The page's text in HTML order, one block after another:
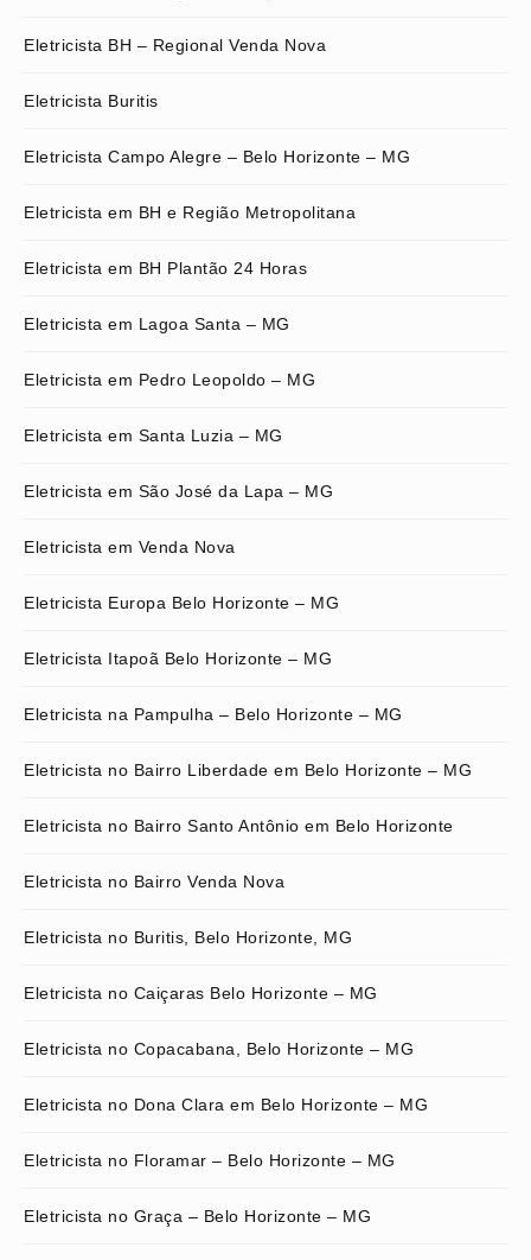
Eletricista BH – Regional Venda Nova
Eletricista Buritis
Eletricista Campo Alegre – Belo Horizonte – MG
Eletricista em BH e Região Metropolitana
Eletricista em BH Plantão 24 Horas
Eletricista em Lagoa Santa – MG
Eletricista em Pedro Leopoldo – MG
Eletricista em Santa Luzia – MG
Eletricista em São José da Lapa – MG
Eletricista em Venda Nova
Eletricista Europa Belo Horizonte – MG
Eletricista Itapoã Belo Horizonte – MG
Eletricista na Pampulha – Belo Horizonte – MG
Eletricista no Bairro Liberdade em Belo Horizonte – MG
Eletricista no Bairro Santo Antônio em Belo Horizonte
Eletricista no Bairro Venda Nova
Eletricista no Buritis, Belo Horizonte, MG
Eletricista no Caiçaras Belo Horizonte – MG
Eletricista no Copacabana, Belo Horizonte – MG
Eletricista no Dona Clara em Belo Horizonte – MG
Eletricista no Floramar – Belo Horizonte – MG
Eletricista no Graça – Belo Horizonte – MG